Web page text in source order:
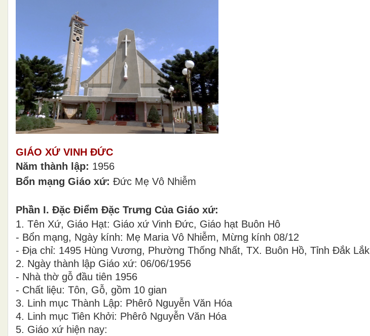
GIÁO XỨ VINH ĐỨC
Năm thành lập: 1956
Bổn mạng Giáo xứ: Đức Mẹ Vô Nhiễm
Phần I. Đặc Điểm Đặc Trưng Của Giáo xứ:
1. Tên Xứ, Giáo Hạt: Giáo xứ Vinh Đức, Giáo hạt Buôn Hô
- Bổn mạng, Ngày kính: Mẹ Maria Vô Nhiễm, Mừng kính 08/12
- Địa chỉ: 1495 Hùng Vương, Phường Thống Nhất, TX. Buôn Hồ, Tỉnh Đắk Lắk
2. Ngày thành lập Giáo xứ: 06/06/1956
- Nhà thờ gỗ đầu tiên 1956
- Chất liệu: Tôn, Gỗ, gồm 10 gian
3. Linh mục Thành Lập: Phêrô Nguyễn Văn Hóa
4. Linh mục Tiên Khởi: Phêrô Nguyễn Văn Hóa
5. Giáo xứ hiện nay: